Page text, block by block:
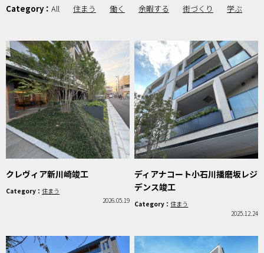
Category： All 住まう 働く 余暇する 街づくり 学ぶ
クレヴィア新川崎竣工
Category：住まう
2026.05.19
ディアナコート小石川播磨坂レジ
デンス竣工
Category：住まう
2025.12.24